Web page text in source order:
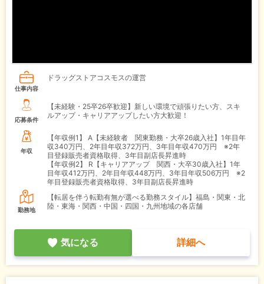
仕事内容
ドラッグストアコスモスの運営
応募条件
【未経験・25卒26卒歓迎】新しい環境で頑張りたい方、スキ
ルアップ・キャリアアップしたい方大歓迎！
年収
【年収例1】
A【未経験者 関東勤務・大卒26歳入社】1年目年
収340万円、2年目年収372万円、3年目年収470万円 ※2年
目登録販売者資格取得、3年目副店長昇進時
【年収例2】
R【キャリアアップ 関西・大卒30歳入社】1年
目年収412万円、2年目年収448万円、3年目年収506万円 ※2
年目登録販売者資格取得、3年目副店長昇進時
勤務地
【転居を伴う転勤有無が選べる勤務スタイル】福島・関東・北
陸・東海・関西・中国・四国・九州地域の各店舗
気になる 詳細へ